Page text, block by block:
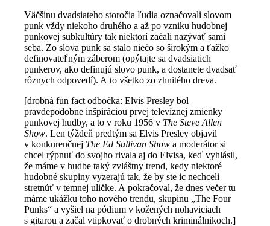
Väčšinu dvadsiateho storočia ľudia označovali slovom
punk vždy niekoho druhého a až po vzniku hudobnej
punkovej subkultúry tak niektorí začali nazývať sami
seba. Zo slova punk sa stalo niečo so širokým a ťažko
definovateľným záberom (opýtajte sa dvadsiatich
punkerov, ako definujú slovo punk, a dostanete dvadsať
rôznych odpovedí). A to všetko zo zhnitého dreva.
[drobná fun fact odbočka: Elvis Presley bol
pravdepodobne inšpiráciou prvej televíznej zmienky
punkovej hudby, a to v roku 1956 v The Steve Allen
Show. Len týždeň predtým sa Elvis Presley objavil
v konkurenčnej The Ed Sullivan Show a moderátor si
chcel rýpnuť do svojho rivala aj do Elvisa, keď vyhlásil,
že máme v hudbe taký zvláštny trend, kedy niektoré
hudobné skupiny vyzerajú tak, že by ste ic nechceli
stretnúť v temnej uličke. A pokračoval, že dnes večer tu
máme ukážku toho nového trendu, skupinu „The Four
Punks“ a vyšiel na pódium v kožených nohaviciach
s gitarou a začal vtipkovať o drobných kriminálnikoch.]